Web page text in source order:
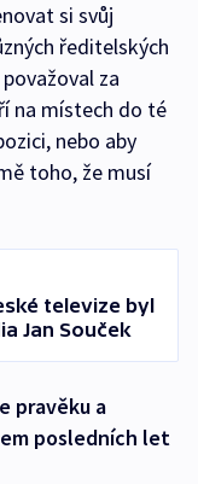
si svůj
ředitelských
za
na místech do té
nebo aby
toho, že musí
televize byl
Jan Souček
pravěku a
posledních let